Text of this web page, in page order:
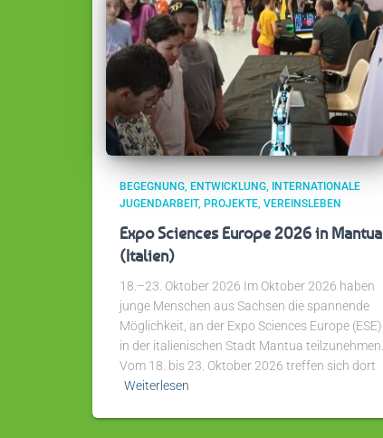
BEGEGNUNG ENTWICKLUNG
INTERNATIONALE
JUGENDARBEIT PROJEKTE VEREINSLEBEN
Expo Sciences Europe 2026 in Mantua
(Italien)
18.–23. Oktober 2026 Im Oktober 2026 haben
junge Menschen aus Sachsen die spannende
Möglichkeit, an der Expo Sciences Europe (ESE)
in der italienischen Stadt Mantua teilzunehmen.
Vom 18. bis 23. Oktober 2026 treffen sich dort
Weiterlesen